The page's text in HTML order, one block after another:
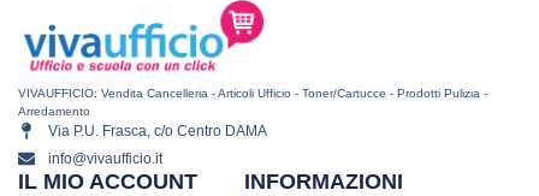
VIVAUFFICIO: Vendita Cancelleria - Articoli Ufficio - Toner/Cartucce - Prodotti Pulizia -
Arredamento
Via P.U. Frasca, c/o Centro DAMA
info@vivaufficio.it
INFORMAZIONI
IL MIO ACCOUNT